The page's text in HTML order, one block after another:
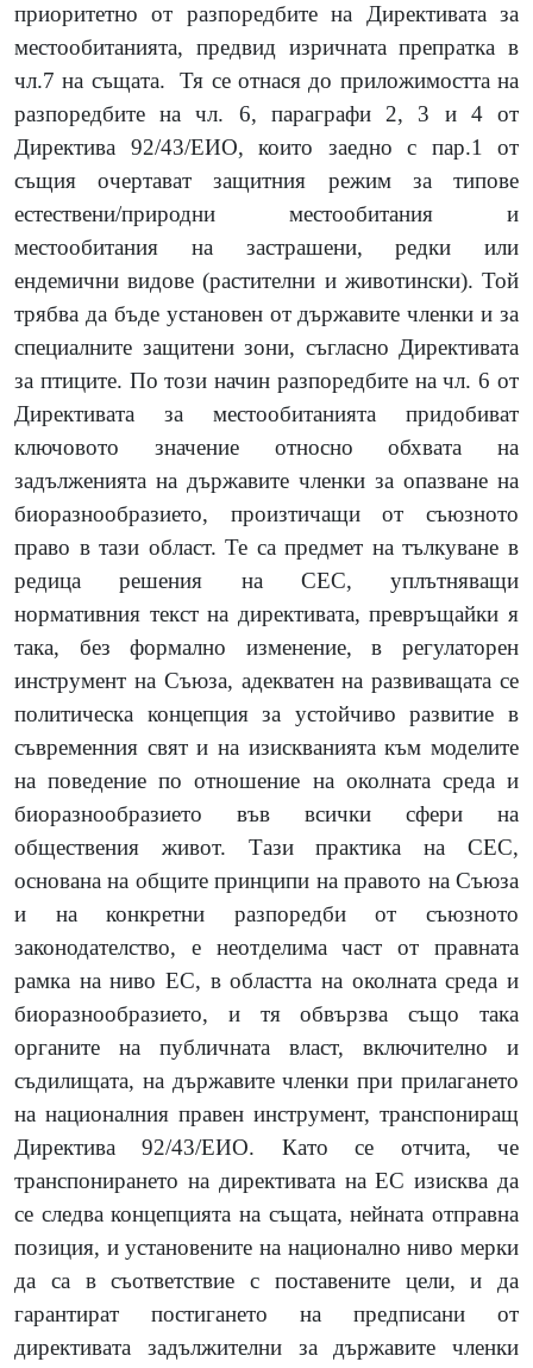
приоритетно от разпоредбите на Директивата за
местообитанията, предвид изричната препратка в
чл.7 на същата.
Тя се отнася до приложимостта на
разпоредбите на чл. 6, параграфи 2, 3 и 4 от
Директива 92/43/ЕИО, които заедно с пар.1 от
същия очертават защитния режим за типове
естествени/природни местообитания и
местообитания на застрашени, редки или
ендемични видове (растителни и животински). Той
трябва да бъде установен от държавите членки и за
специалните защитени зони, съгласно Директивата
за птиците. По този начин разпоредбите на чл. 6 от
Директивата за местообитанията придобиват
ключовото значение относно обхвата на
задълженията на държавите членки за опазване на
биоразнообразието, произтичащи от съюзното
право в тази област. Те са предмет на тълкуване в
редица решения на СЕС, уплътняващи
нормативния текст на директивата, превръщайки я
така, без формално изменение, в регулаторен
инструмент на Съюза, адекватен на развиващата се
политическа концепция за устойчиво развитие в
съвременния свят и на изискванията към моделите
на поведение по отношение на околната среда и
биоразнообразието във всички сфери на
обществения живот. Тази практика на СЕС,
основана на общите принципи на правото на Съюза
и на конкретни разпоредби от съюзното
законодателство, е неотделима част от правната
рамка на ниво ЕС, в областта на околната среда и
биоразнообразието, и тя обвързва също така
органите на публичната власт, включително и
съдилищата, на държавите членки при прилагането
на националния правен инструмент, транспониращ
Директива 92/43/ЕИО. Като се отчита, че
транспонирането на директивата на ЕС изисква да
се следва концепцията на същата, нейната отправна
позиция, и установените на национално ниво мерки
да са в съответствие с поставените цели, и да
гарантират постигането на предписани от
директивата задължителни за държавите членки